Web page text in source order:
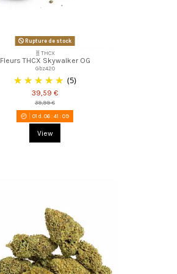
Rupture de stock
🧬THCX
Fleurs THCX Skywalker OG
Gbz420
(5)
39,59 €
39,99 €
01 d. 06:41 :08
View